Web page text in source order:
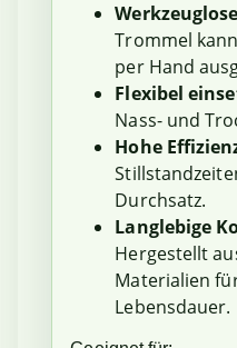
Trommel
per Hand
Flexibel
Nass- und
Hohe
Durchsatz.
Langlebige
Hergestellt
Materialien
Lebensdauer.